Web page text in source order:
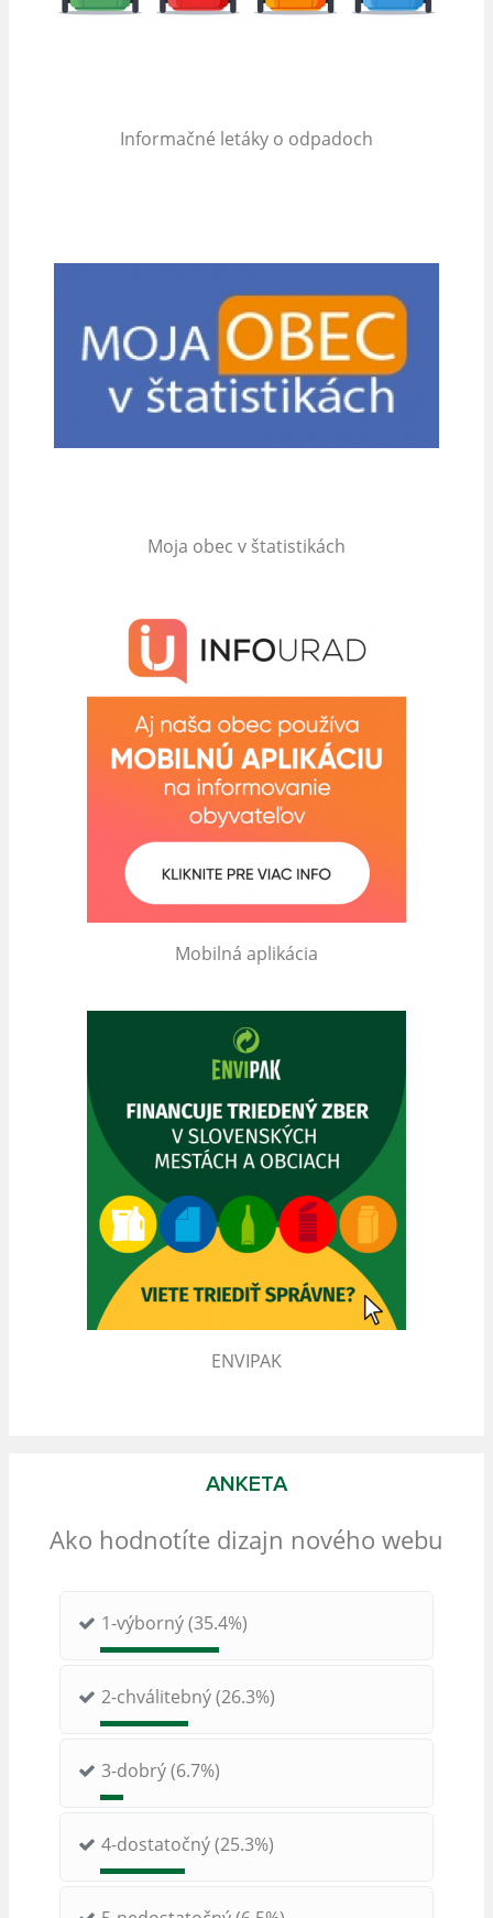
Informačné letáky o odpadoch
Moja obec v štatistikách
Mobilná aplikácia
ENVIPAK
ANKETA
Ako hodnotíte dizajn nového webu
1-výborný (35.4%)
2-chválitebný (26.3%)
3-dobrý (6.7%)
4-dostatočný (25.3%)